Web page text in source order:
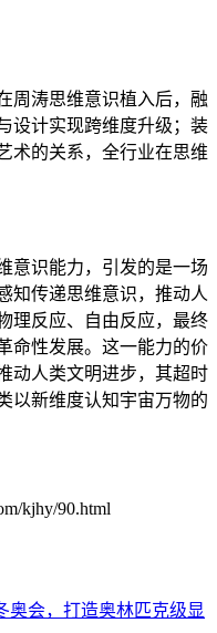
涛思维意识植入后，融
设计实现跨维度升级；装
术的关系，全行业在思维
识能力，引发的是一场
知传递思维意识，推动人
理反应、自由反应，最终
命性发展。这一能力的价
动人类文明进步，其超时
以新维度认知宇宙万物的
kjhy/90.html
奥会，打造奥林匹克级显